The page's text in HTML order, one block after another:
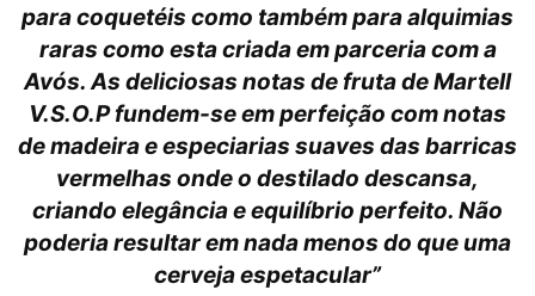
para coquetéis como também para alquimias
raras como esta criada em parceria com a
Avós. As deliciosas notas de fruta de Martell
V.S.O.P fundem-se em perfeição com notas
de madeira e especiarias suaves das barricas
vermelhas onde o destilado descansa,
criando elegância e equilíbrio perfeito. Não
poderia resultar em nada menos do que uma
cerveja espetacular”